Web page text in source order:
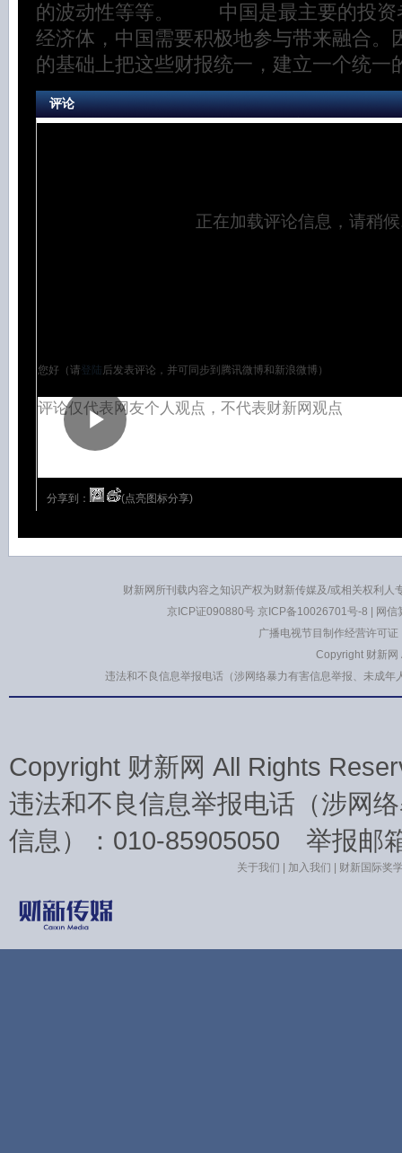
的波动性等等。 中国是最主要的投资
经济体，中国需要积极地参与带来融合。
的基础上把这些财报统一，建立一个统一
评论
正在加载评论信息，请稍
您好（请登陆后发表评论，并可同步到腾讯微博和新浪微博）
分享到： (点亮图标分享)
财新网所刊载内容之知识产权为财新传媒及/或相关权利
京ICP证090880号 京ICP备10026701号-8
网
广播电视节目制作经营许可
Copyright 财新
违法和不良信息举报电话（涉网络暴力有害信息举报、未成
Copyright 财新网 All Rights
违法和不良信息举报电话（涉网
信息）：010-85905050 举报邮
关于我们 加入我们 财新国际奖